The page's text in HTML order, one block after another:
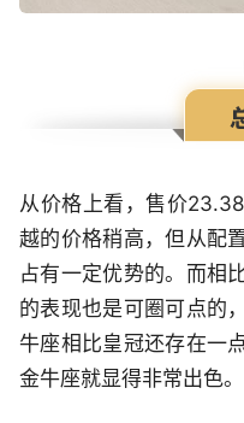
从价格上看，售价
越的价格稍高，但从配
占有一定优势的。而相
的表现也是可圈可点的
牛座相比皇冠还存在一
金牛座就显得非常出色。